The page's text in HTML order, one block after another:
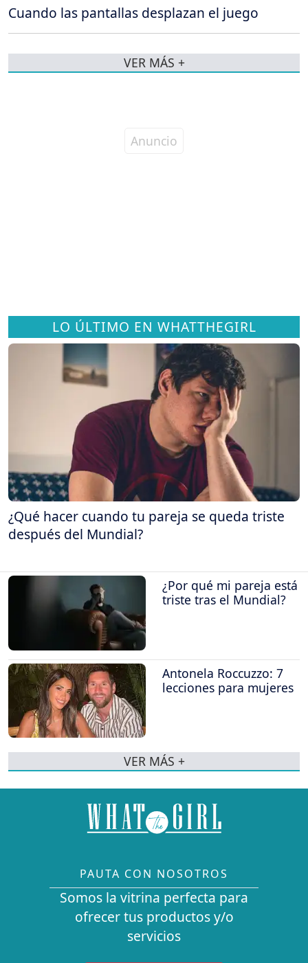
LO ÚLTIMO EN WHATTHEGIRL
¿Qué hacer cuando tu pareja se queda triste
después del Mundial?
¿Por qué mi pareja está
triste tras el Mundial?
Antonela Roccuzzo: 7
lecciones para mujeres
VER MÁS +
Cuando las pantallas desplazan el juego
VER MÁS +
PAUTA CON NOSOTROS
Somos la vitrina perfecta para
ofrecer tus productos y/o
servicios